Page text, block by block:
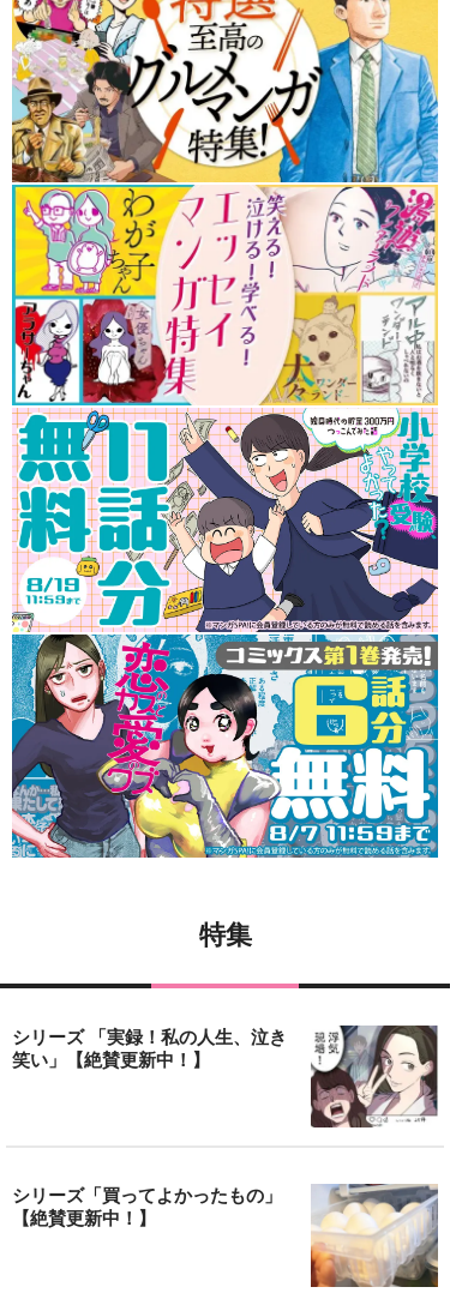
特集
シリーズ 「実録！私の人生、泣き
笑い」【絶賛更新中！】
シリーズ「買ってよかったもの」
【絶賛更新中！】